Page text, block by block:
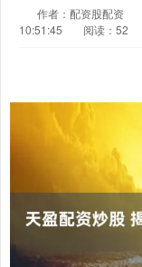
作者：配资股配资
10:51:45
阅读：52